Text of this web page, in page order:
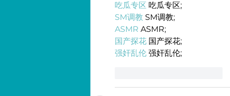
吃瓜专区 吃瓜专区;
SM调教 SM调教;
ASMR ASMR;
国产探花 国产探花;
强奸乱伦 强奸乱伦;